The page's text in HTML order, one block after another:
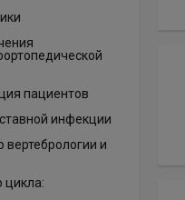
пациентов
инфекции
и
цикла: